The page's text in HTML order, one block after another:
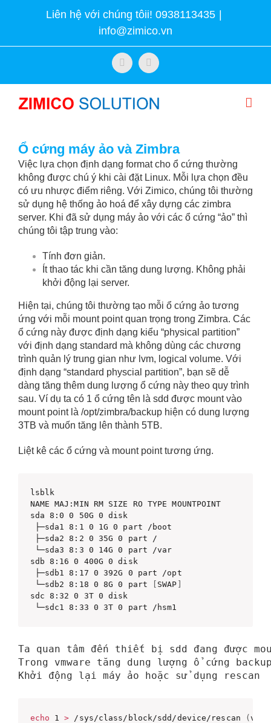
Liên hệ với chúng tôii! 0938113435 |
info@zimico.vn
FacebookTwitter
Ổ cứng máy ảo và Zimbra
Việc lựa chọn định dạng format cho ổ cứng thường
không được chú ý khi cài đặt Linux. Mỗi lựa chọn đều
có ưu nhược điểm riêng. Với Zimico, chúng tôi thường
sử dụng hệ thống ảo hoá để xây dựng các zimbra
server. Khi đã sử dụng máy ảo với các ổ cứng “ảo” thì
chúng tôi tập trung vào:
Tính đơn giản.
Ít thao tác khi cần tăng dung lượng. Không phải
khởi động lại server.
Hiện tại, chúng tôi thường tạo mỗi ổ cứng ảo tương
ứng với mỗi mount point quan trọng trong Zimbra. Các
ổ cứng này được định dạng kiểu “physical partition”
với định dạng standard mà không dùng các chương
trình quản lý trung gian như lvm, logical volume. Với
định dạng “standard physcial partition”, bạn sẽ dễ
dàng tăng thêm dung lượng ổ cứng này theo quy trình
sau. Ví dụ ta có 1 ổ cứng tên là sdd được mount vào
mount point là /opt/zimbra/backup hiện có dung lượng
3TB và muốn tăng lên thành 5TB.
Liệt kê các ổ cứng và mount point tương ứng.
lsblk
NAME MAJ:MIN RM SIZE RO TYPE MOUNTPOINT
sda 8:0 0 50G 0 disk
├─sda1 8:1 0 1G 0 part /boot
├─sda2 8:2 0 35G 0 part /
└─sda3 8:3 0 14G 0 part /var
sdb 8:16 0 400G 0 disk
├─sdb1 8:17 0 392G 0 part /opt
└─sdb2 8:18 0 8G 0 part
SWAP
sdc 8:32 0 3T 0 disk
└─sdc1 8:33 0 3T 0 part /hsm1
Ta quan tâm đến thiết bị sdd đang được
Trong vmware tăng dung lượng ổ cứng
Khởi động lại máy ảo hoặc sử dụng rescan
echo 1 > /sys/class/block/sdd/device/rescan (với